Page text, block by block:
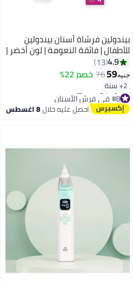
بيندولين فرشاة أسنان بيندولين
للأطفال | فائقة النعومة | لون أخضر |
قاعدة مطاطية | للبنات
4.9
13
جنيه59
76 خصم 22%
2+ سنة
#8 في فرش الأسنان
توصيل مجاني
#8 في فرش الأسنان
احصل عليه خلال8 اغسطس